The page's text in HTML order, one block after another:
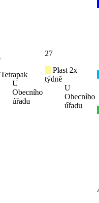
Tetrapak
U
Obecního
úřadu
27
Plast 2x
týdně
U
Obecního
úřadu